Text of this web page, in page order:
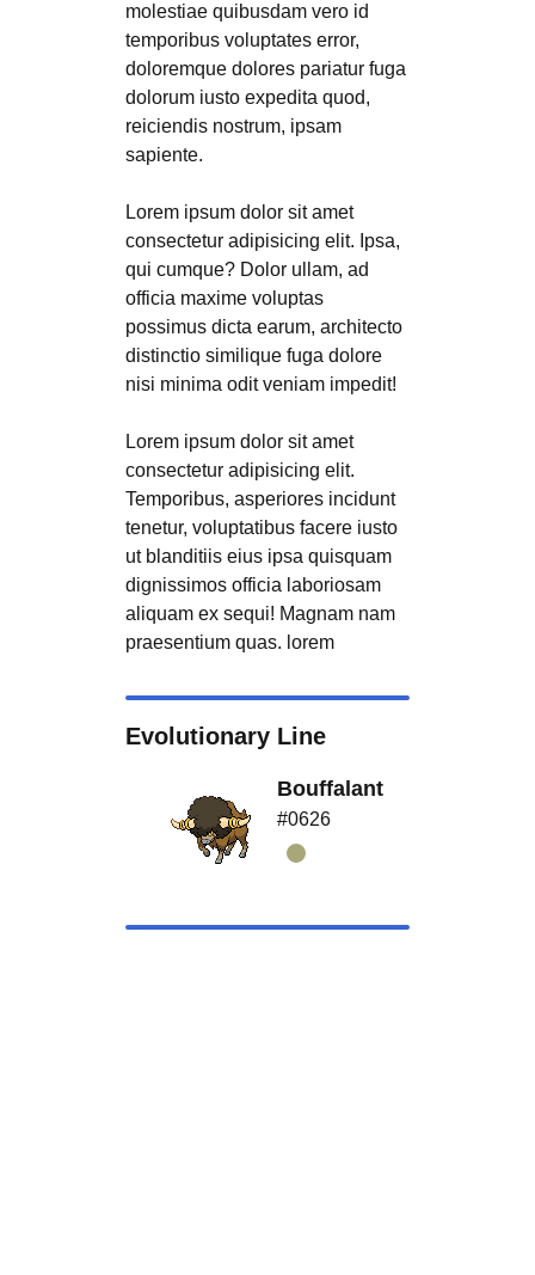
molestiae quibusdam vero id
temporibus voluptates error,
doloremque dolores pariatur fuga
dolorum iusto expedita quod,
reiciendis nostrum, ipsam
sapiente.
Lorem ipsum dolor sit amet
consectetur adipisicing elit. Ipsa,
qui cumque? Dolor ullam, ad
officia maxime voluptas
possimus dicta earum, architecto
distinctio similique fuga dolore
nisi minima odit veniam impedit!
Lorem ipsum dolor sit amet
consectetur adipisicing elit.
Temporibus, asperiores incidunt
tenetur, voluptatibus facere iusto
ut blanditiis eius ipsa quisquam
dignissimos officia laboriosam
aliquam ex sequi! Magnam nam
praesentium quas. lorem
Evolutionary Line
Bouffalant
#0626